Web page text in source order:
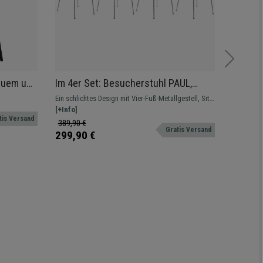
und
Versand
Im 4er Set: Besucherstuhl PAUL,
Stuhlbeine aus Metall, Sitz und
Rückenlehne aus Holz, Farbe Lila
Ein schlichtes Design mit Vier-Fuß-Metallgestell, Sitz
und Rückenlehne aus Holz, robust und
funktionstüchtig.
[+Info]
389,90 €
299,90 € Gratis Versand